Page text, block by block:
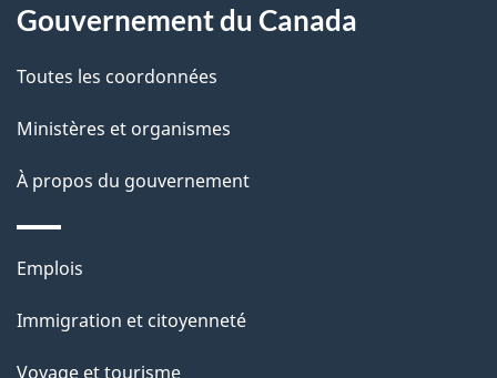
e
l
a
p
a
g
e
Gouvernement du Canada
Toutes les coordonnées
Ministères et organismes
À propos du gouvernement
Thèmes
sujets
Emplois
Immigration et citoyenneté
Voyage et tourisme